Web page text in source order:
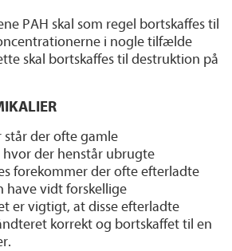
PAH skal som regel bortskaffes til
i nogle tilfælde
skal bortskaffes til destruktion på
står der ofte gamle
der henstår ubrugte
forekommer der ofte efterladte
have vidt forskellige
er vigtigt, at disse efterladte
korrekt og bortskaffet til en